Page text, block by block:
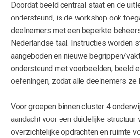
Doordat beeld centraal staat en de
ondersteund, is de workshop ook
deelnemers met een beperkte
Nederlandse taal. Instructies worden
aangeboden en nieuwe begrippen/
ondersteund met voorbeelden, beeld
oefeningen, zodat alle deelnemers ze
Voor groepen binnen cluster 4
aandacht voor een duidelijke structuur
overzichtelijke opdrachten en ruimte